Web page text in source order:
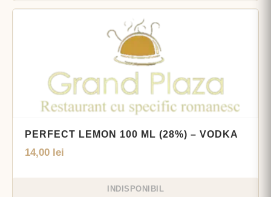
PERFECT LEMON 100 ML (28%) – VODKA
14,00 lei
INDISPONIBIL